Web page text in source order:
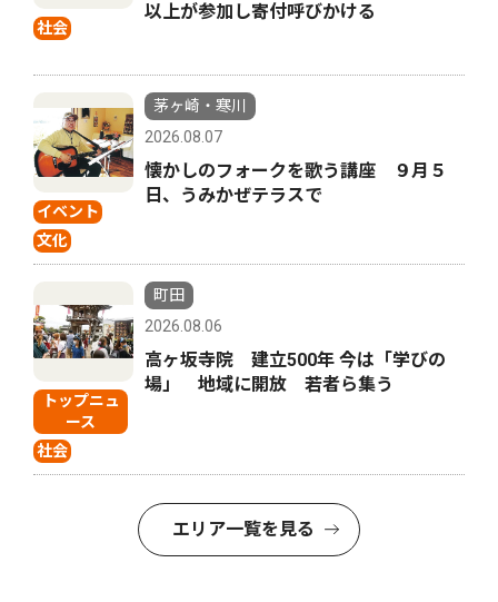
社会
以上が参加し寄付呼びかける
イベント
文化
茅ヶ崎・寒川
2026.08.07
懐かしのフォークを歌う講座 ９月５
日、うみかぜテラスで
トップニュ
ース
社会
町田
2026.08.06
高ヶ坂寺院 建立500年 今は「学びの
場」 地域に開放 若者ら集う
エリア一覧を見る